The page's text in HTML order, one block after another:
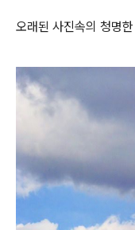
오래된 사진속의 청명